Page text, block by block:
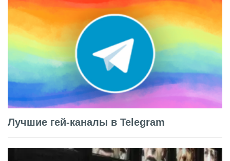
Лучшие гей-каналы в Telegram